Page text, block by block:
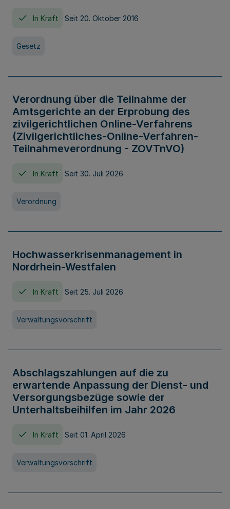
In Kraft Seit 20. Oktober 2016
Gesetz
Verordnung über die Teilnahme der
Amtsgerichte an der Erprobung des
zivilgerichtlichen Online-Verfahrens
(Zivilgerichtliches-Online-Verfahren-
Teilnahmeverordnung - ZOVTnVO)
In Kraft Seit 30. Juli 2026
Verordnung
Hochwasserkrisenmanagement in
Nordrhein-Westfalen
In Kraft Seit 25. Juli 2026
Verwaltungsvorschrift
Abschlagszahlungen auf die zu
erwartende Anpassung der Dienst- und
Versorgungsbezüge sowie der
Unterhaltsbeihilfen im Jahr 2026
In Kraft Seit 01. April 2026
Verwaltungsvorschrift